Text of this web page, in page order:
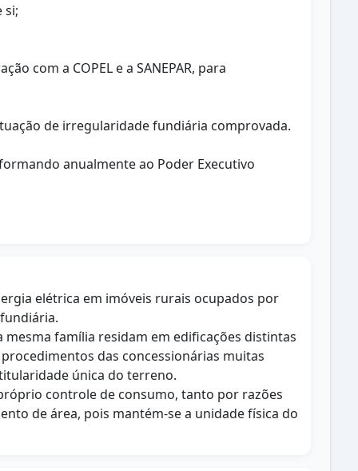
si;
com a COPEL e a SANEPAR, para
de irregularidade fundiária comprovada.
anualmente ao Poder Executivo
elétrica em imóveis rurais ocupados por
família residam em edificações distintas
das concessionárias muitas
única do terreno.
controle de consumo, tanto por razões
de área, pois mantém-se a unidade física do